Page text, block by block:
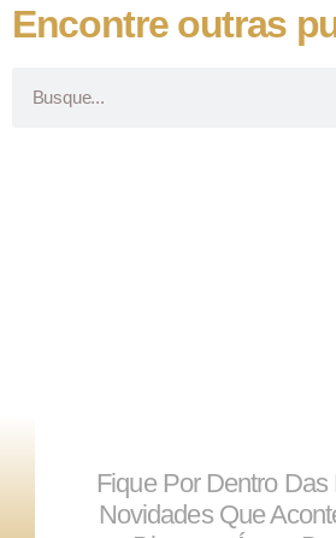
Encontre outras
Fique Por Dentro
Novidades Que